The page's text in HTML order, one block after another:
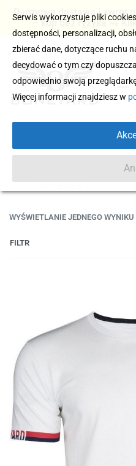
Darmowa dostawa i zwrot
– kup bez ryzyka →
SPORT
WYŚWIETLANIE JEDNEGO WYNIKU
FILTR
Serwis wykorzystuje pliki
dostępności, personalizacji,
zbierać dane, dotyczące ruchu
decydować o tym czy
odpowiednio swoją
Więcej informacji znajdziesz w